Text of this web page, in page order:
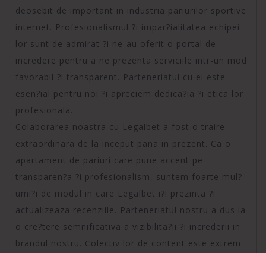
deosebit de important in industria pariurilor sportive
internet. Profesionalismul ?i impar?ialitatea echipei
lor sunt de admirat ?i ne-au oferit o portal de
incredere pentru a ne prezenta serviciile intr-un mod
favorabil ?i transparent. Parteneriatul cu ei este
esen?ial pentru noi ?i apreciem dedica?ia ?i etica lor
profesionala.
Colaborarea noastra cu Legalbet a fost o traire
extraordinara de la inceput pana in prezent. Ca o
apartament de pariuri care pune accent pe
transparen?a ?i profesionalism, suntem foarte mul?
umi?i de modul in care Legalbet i?i prezinta ?i
actualizeaza recenziile. Parteneriatul nostru a dus la
o cre?tere semnificativa a vizibilita?ii ?i increderii in
brandul nostru. Colectiv lor de content este extrem